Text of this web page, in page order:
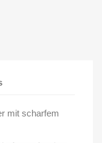
mit scharfem